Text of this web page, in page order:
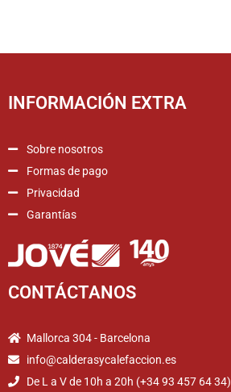
INFORMACIÓN EXTRA
Sobre nosotros
Formas de pago
Privacidad
Garantías
CONTÁCTANOS
Mallorca 304 - Barcelona
info@calderasycalefaccion.es
De L a V de 10h a 20h (+34 93 457 64 34)